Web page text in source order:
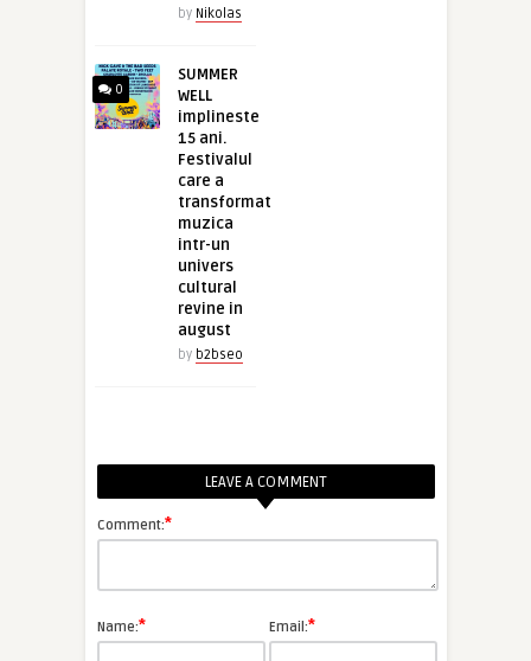
by Nikolas
0
SUMMER
WELL
implineste
15 ani.
Festivalul
care a
transformat
muzica
intr-un
univers
cultural
revine in
august
by b2bseo
LEAVE A COMMENT
Comment:*
Name:* Email:*